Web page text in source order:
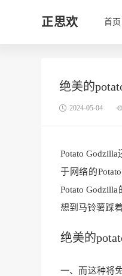
正思欢 首页
绝美的
2024-05-04
Potato
于网络的
Potato
想到马铃薯踩
绝美的
一、而这种将